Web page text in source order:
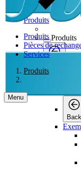
Produits
Pièces de
Services
Produits
Menu
Produits
Produits
Back